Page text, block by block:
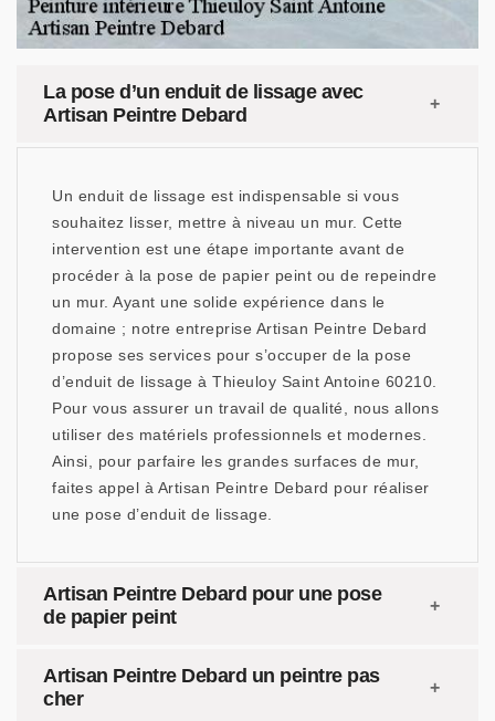
La pose d’un enduit de lissage avec
Artisan Peintre Debard
Un enduit de lissage est indispensable si vous
souhaitez lisser, mettre à niveau un mur. Cette
intervention est une étape importante avant de
procéder à la pose de papier peint ou de repeindre
un mur. Ayant une solide expérience dans le
domaine ; notre entreprise Artisan Peintre Debard
propose ses services pour s’occuper de la pose
d’enduit de lissage à Thieuloy Saint Antoine 60210.
Pour vous assurer un travail de qualité, nous allons
utiliser des matériels professionnels et modernes.
Ainsi, pour parfaire les grandes surfaces de mur,
faites appel à Artisan Peintre Debard pour réaliser
une pose d’enduit de lissage.
Artisan Peintre Debard pour une pose
de papier peint
Artisan Peintre Debard un peintre pas
cher